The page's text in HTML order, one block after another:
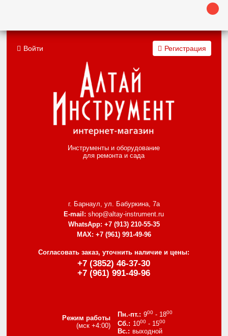
Инструменты и оборудование
для ремонта и сада
г. Барнаул, ул. Бабуркина, 7а
E-mail: shop@altay-instrument.ru
WhatsApp: +7 (913) 210-55-35
MAX: +7 (961) 991-49-96
Согласовать заказ, уточнить наличие и цены:
+7 (3852) 46-37-30
+7 (961) 991-49-96
Режим работы
(мск +4:00)
900- 1800
1000- 1500
выходной
Войти Регистрация